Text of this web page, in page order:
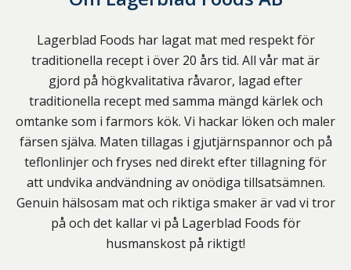
Lagerblad Foods har lagat mat med respekt för
traditionella recept i över 20 års tid. All vår mat är
gjord på högkvalitativa råvaror, lagad efter
traditionella recept med samma mängd kärlek och
omtanke som i farmors kök. Vi hackar löken och maler
färsen själva. Maten tillagas i gjutjärnspannor och på
teflonlinjer och fryses ned direkt efter tillagning för
att undvika andvändning av onödiga tillsatsämnen.
Genuin hälsosam mat och riktiga smaker är vad vi tror
på och det kallar vi på Lagerblad Foods för
husmanskost på riktigt!